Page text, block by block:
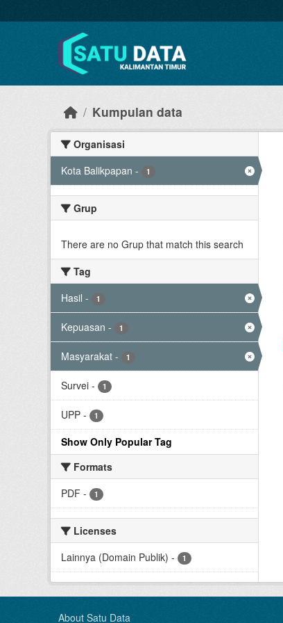
Kumpulan data
Organisasi
Kota Balikpapan - 1
Grup
There are no Grup that match this search
Tag
Hasil - 1
Kepuasan - 1
Masyarakat - 1
Survei - 1
UPP - 1
Show Only Popular Tag
Formats
PDF - 1
Licenses
Lainnya (Domain Publik) - 1
About Satu Data